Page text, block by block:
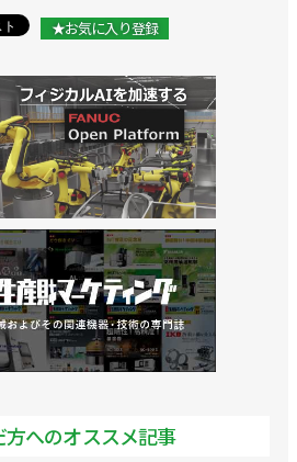
★お気に入り登録
方へのオススメ記事